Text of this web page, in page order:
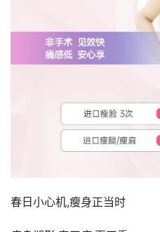
春日小心机,瘦身正当时